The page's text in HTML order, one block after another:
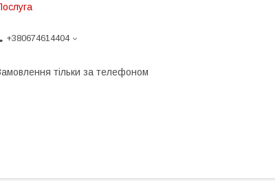
+380674614404
тільки за телефоном